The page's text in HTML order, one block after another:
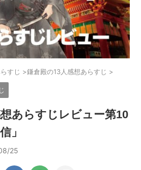
すじ >鎌倉殿の13人感想あらすじ >
あらすじレビュー第10
」
25